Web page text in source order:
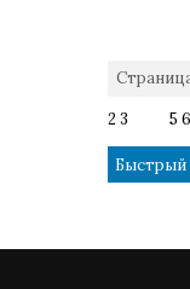
2 3 5 6